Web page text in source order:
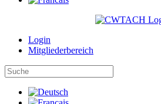
Login
Mitgliederbereich